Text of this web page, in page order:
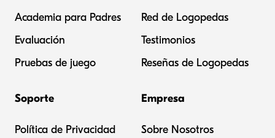
Academia para Padres
Evaluación
Pruebas de juego
Red de Logopedas
Testimonios
Reseñas de Logopedas
Soporte
Política de Privacidad
Empresa
Sobre Nosotros